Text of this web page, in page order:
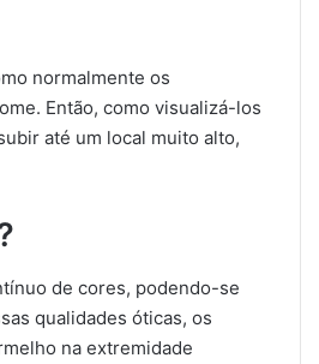
normalmente os
Então, como visualizá-los
até um local muito alto,
de cores, podendo-se
qualidades óticas, os
na extremidade